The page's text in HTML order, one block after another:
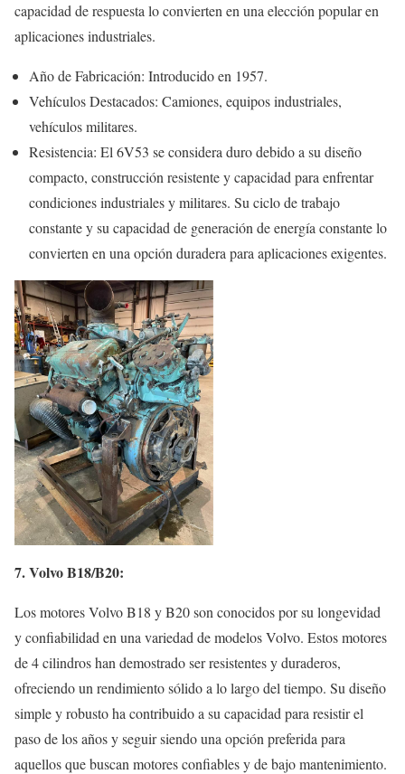
capacidad de respuesta lo convierten en una elección popular en
aplicaciones industriales.
Año de Fabricación: Introducido en 1957.
Vehículos Destacados: Camiones, equipos industriales,
vehículos militares.
Resistencia: El 6V53 se considera duro debido a su diseño
compacto, construcción resistente y capacidad para enfrentar
condiciones industriales y militares. Su ciclo de trabajo
constante y su capacidad de generación de energía constante lo
convierten en una opción duradera para aplicaciones exigentes.
7. Volvo B18/B20:
Los motores Volvo B18 y B20 son conocidos por su longevidad
y confiabilidad en una variedad de modelos Volvo. Estos motores
de 4 cilindros han demostrado ser resistentes y duraderos,
ofreciendo un rendimiento sólido a lo largo del tiempo. Su diseño
simple y robusto ha contribuido a su capacidad para resistir el
paso de los años y seguir siendo una opción preferida para
aquellos que buscan motores confiables y de bajo mantenimiento.